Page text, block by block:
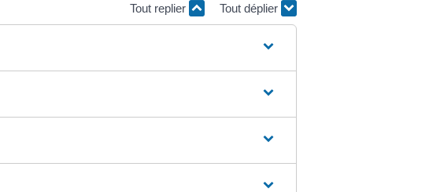
Tout replier Tout déplier